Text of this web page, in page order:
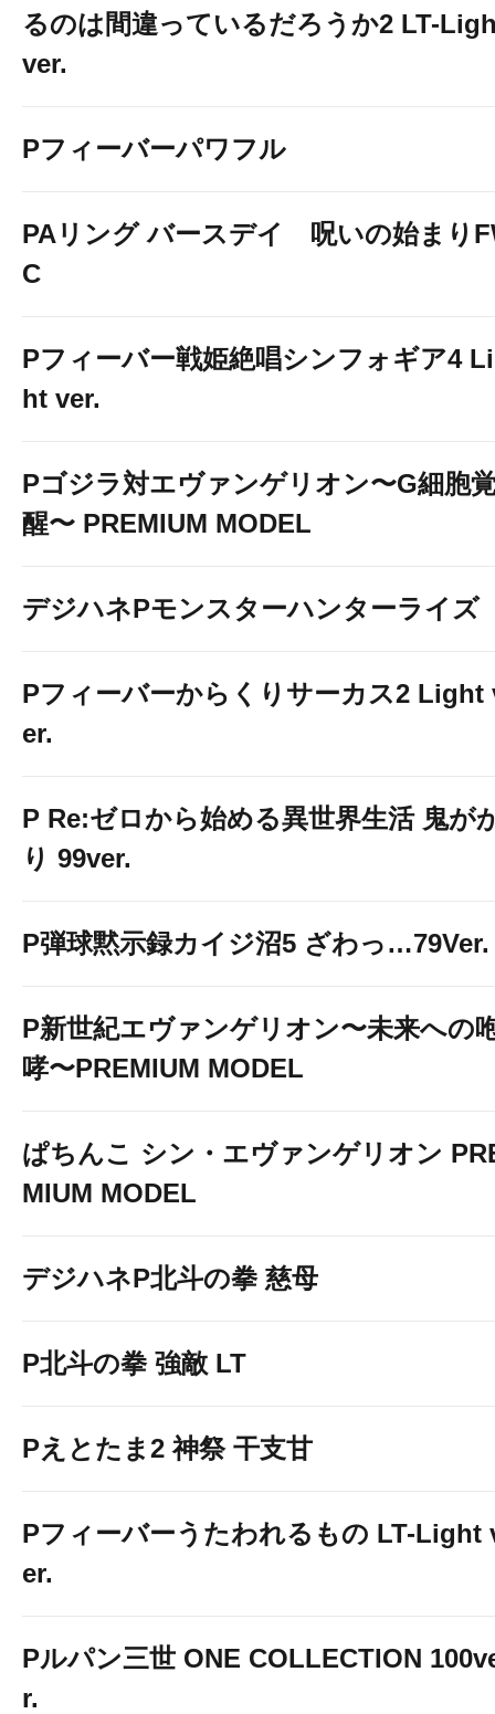
るのは間違っているだろうか2 LT-
ver.
Pフィーバーパワフル
PAリング バースデイ 呪いの始まり
C
Pフィーバー戦姫絶唱シンフォギア4
ht ver.
Pゴジラ対エヴァンゲリオン〜G細胞
醒〜 PREMIUM MODEL
デジハネPモンスターハンターライズ
Pフィーバーからくりサーカス2 Light
er.
P Re:ゼロから始める異世界生活 鬼が
り 99ver.
P弾球黙示録カイジ沼5 ざわっ…79Ver.
P新世紀エヴァンゲリオン〜未来への
哮〜PREMIUM MODEL
ぱちんこ シン・エヴァンゲリオン
MIUM MODEL
デジハネP北斗の拳 慈母
P北斗の拳 強敵 LT
Pえとたま2 神祭 干支甘
Pフィーバーうたわれるもの LT-Light
er.
Pルパン三世 ONE COLLECTION
r.